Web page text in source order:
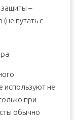
–
путать с
используют не
при
обычно